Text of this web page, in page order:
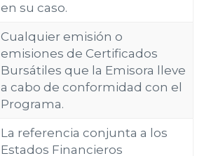
en su caso.
Cualquier emisión o
emisiones de Certificados
Bursátiles que la Emisora lleve
a cabo de conformidad con el
Programa.
La referencia conjunta a los
Estados Financieros